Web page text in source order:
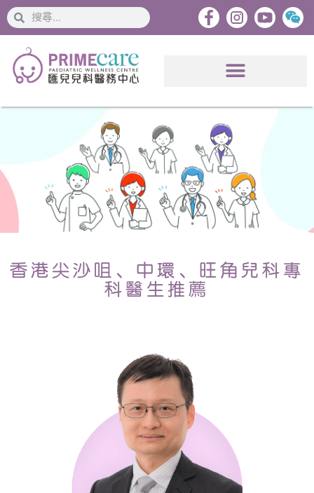
搜
索
搜
索
香港尖沙咀、中環、旺角兒科專
科醫生推薦